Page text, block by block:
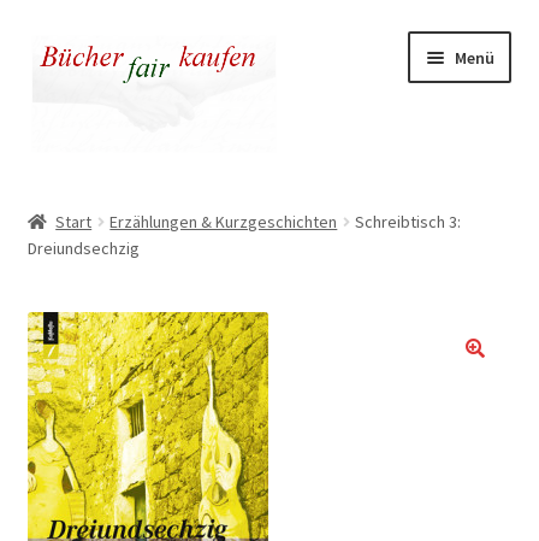
Zur
Navigation
Zum
Inhalt
Menü
Kasse
Warenkorb
Warum fair kaufen
Start Erzählungen & Kurzgeschichten
Schreibtisch 3:
Dreiundsechzig